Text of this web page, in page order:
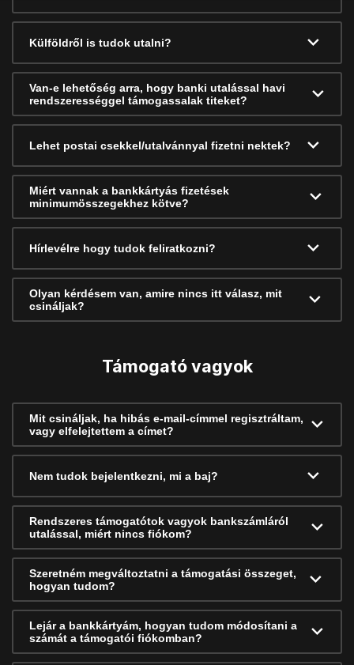
Külföldről is tudok utalni?
Van-e lehetőség arra, hogy banki utalással havi
rendszerességgel támogassalak titeket?
Lehet postai csekkel/utalvánnyal fizetni nektek?
Miért vannak a bankkártyás fizetések
minimumösszegekhez kötve?
Hírlevélre hogy tudok feliratkozni?
Olyan kérdésem van, amire nincs itt válasz, mit
csináljak?
Támogató vagyok
Mit csináljak, ha hibás e-mail-címmel regisztráltam,
vagy elfelejtettem a címet?
Nem tudok bejelentkezni, mi a baj?
Rendszeres támogatótok vagyok bankszámláról
utalással, miért nincs fiókom?
Szeretném megváltoztatni a támogatási összeget,
hogyan tudom?
Lejár a bankkártyám, hogyan tudom módosítani a
számát a támogatói fiókomban?